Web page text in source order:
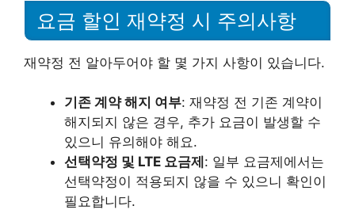
요금 할인 재약정 시 주의사항
재약정 전 알아두어야 할 몇 가지 사항이 있습니다.
기존 계약 해지 여부: 재약정 전 기존 계약이
해지되지 않은 경우, 추가 요금이 발생할 수
있으니 유의해야 해요.
선택약정 및 LTE 요금제 : 일부 요금제에서는
선택약정이 적용되지 않을 수 있으니 확인이
필요합니다.